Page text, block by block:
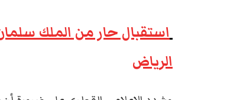
استقبال حار من الملك
الرياض